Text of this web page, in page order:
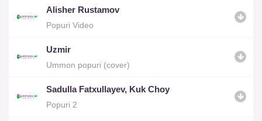
Alisher Rustamov
Popuri Video
Uzmir
Ummon popuri (cover)
Sadulla Fatxullayev, Kuk Choy
Popuri 2